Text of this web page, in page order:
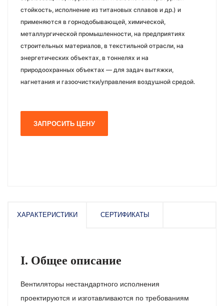
стойкость, исполнение из титановых сплавов и др.) и
применяются в горнодобывающей, химической,
металлургической промышленности, на предприятиях
строительных материалов, в текстильной отрасли, на
энергетических объектах, в тоннелях и на
природоохранных объектах — для задач вытяжки,
нагнетания и газоочистки/управления воздушной средой.
ЗАПРОСИТЬ ЦЕНУ
ХАРАКТЕРИСТИКИ СЕРТИФИКАТЫ
I. Общее описание
Вентиляторы нестандартного исполнения
проектируются и изготавливаются по требованиям